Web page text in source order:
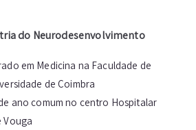
do Neurodesenvolvimento
em Medicina na Faculdade de
de Coimbra
ano comum no centro Hospitalar
Vouga